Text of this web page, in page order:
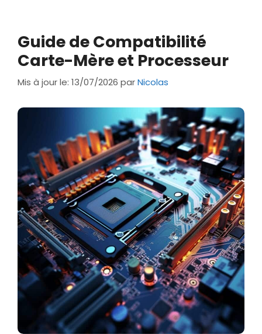
Guide de Compatibilité
Carte-Mère et Processeur
Mis à jour le: 13/07/2026 parNicolas